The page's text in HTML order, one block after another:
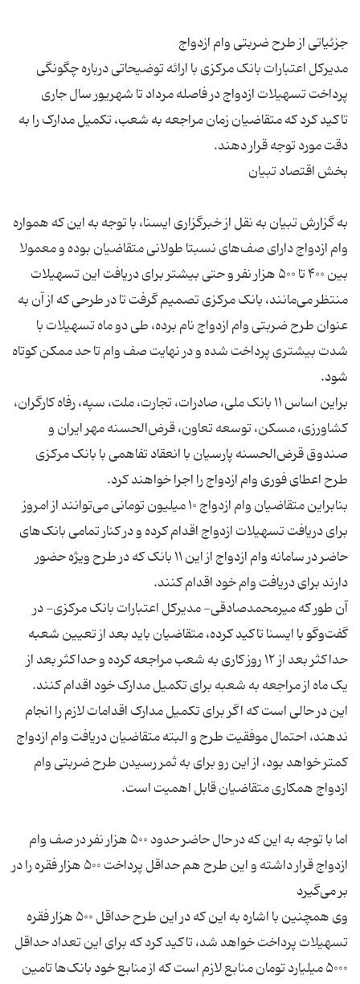
مدیرکل اعتبارات بانک مرکزی با ارائه توضیحاتی درباره چگونگی
پرداخت تسهیلات ازدواج در فاصله مرداد تا شهریور سال جاری
تاکید کرد که متقاضیان زمان مراجعه به شعب، تکمیل مدارک را به
به گزارش تبیان به نقل از خبرگزاری ایسنا، با توجه به این که همواره
وام ازدواج دارای صف‌های نسبتا طولانی متقاضیان بوده و معمولا
بین ۴۰۰ تا ۵۰۰ هزار نفر و حتی بیشتر برای دریافت این تسهیلات
منتظر می‌مانند، بانک مرکزی تصمیم گرفت تا در طرحی که از آن به
عنوان طرح ضربتی وام ازدواج نام برده، طی دو ماه تسهیلات با
شدت بیشتری پرداخت شده و در نهایت صف وام تا حد ممکن کوتاه
براین اساس ۱۱ بانک ملی، صادرات، تجارت، ملت، سپه، رفاه کارگران،
کشاورزی، مسکن، توسعه تعاون، قرض‌الحسنه مهر ایران و
صندوق قرض‌الحسنه پارسیان با انعقاد تفاهمی با بانک مرکزی
بنابراین متقاضیان وام ازدواج ۱۰ میلیون تومانی می‌توانند از امروز
برای دریافت تسهیلات ازدواج اقدام کرده و در کنار تمامی بانک‌های
حاضر در سامانه وام ازدواج از این ۱۱ بانک که در طرح ویژه حضور
آن طور که میرمحمدصادقی- مدیرکل اعتبارات بانک مرکزی- در
گفت‌وگو با ایسنا تاکید کرده، متقاضیان باید بعد از تعیین شعبه
حداکثر بعد از ۱۲ روز کاری به شعب مراجعه کرده و حداکثر بعد از
یک ماه از مراجعه به شعبه برای تکمیل مدارک خود اقدام کنند.
این در حالی است که اگر برای تکمیل مدارک اقدامات لازم را انجام
ندهند، احتمال موفقیت طرح و البته متقاضیان دریافت وام ازدواج
کمتر خواهد بود، از این رو برای به ثمر رسیدن طرح ضربتی وام
اما با توجه به این که در حال حاضر حدود ۵۰۰ هزار نفر در صف وام
ازدواج قرار داشته و این طرح هم حداقل پرداخت ۵۰۰ هزار فقره را در
وی همچنین با اشاره به این که در این طرح حداقل ۵۰۰ هزار فقره
تسهیلات پرداخت خواهد شد، تاکید کرد که برای این تعداد حداقل
۵۰۰۰ میلیارد تومان منابع لازم است که از منابع خود بانک‌ها تامین